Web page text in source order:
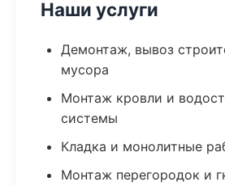
Наши услуги
Демонтаж, вывоз
мусора
Монтаж кровли и
системы
Кладка и монолитные
Монтаж перегородок и